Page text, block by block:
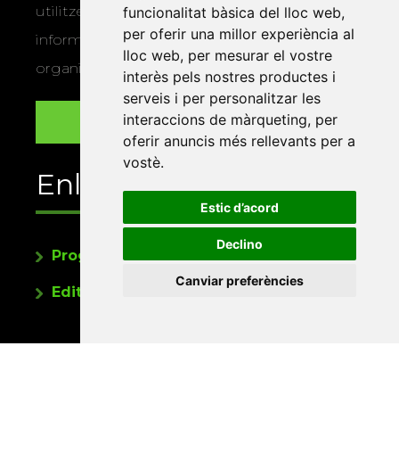
funcionalitat bàsica del lloc web,
per oferir una millor experiència al
lloc web, per mesurar el vostre
interès pels nostres productes i
serveis i per personalitzar les
interaccions de màrqueting, per
oferir anuncis més rellevants per a
vostè.
Estic d’acord
Declino
Canviar preferències
utilitzem les vostres dades per a enviar-vos
informació sobre els actes i activitats que
organitza la Xarxa Vives.
Enllaços
Programa de publicacions
Editorials universitàries a Twitter